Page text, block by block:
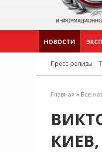
НОВОСТИ
Пресс-релизы
Главная » Все